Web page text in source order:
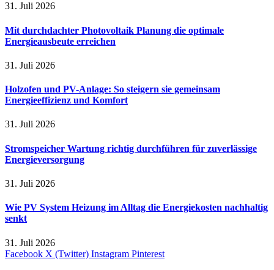
31. Juli 2026
Mit durchdachter Photovoltaik Planung die optimale
Energieausbeute erreichen
31. Juli 2026
Holzofen und PV-Anlage: So steigern sie gemeinsam
Energieeffizienz und Komfort
31. Juli 2026
Stromspeicher Wartung richtig durchführen für zuverlässige
Energieversorgung
31. Juli 2026
Wie PV System Heizung im Alltag die Energiekosten nachhaltig
senkt
31. Juli 2026
Facebook X (Twitter) Instagram Pinterest